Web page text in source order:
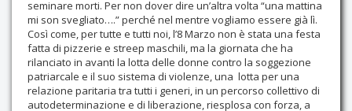
seminare morti. Per non dover dire un’altra volta “una mattina
mi son svegliato….” perché nel mentre vogliamo essere già lì.
Così come, per tutte e tutti noi, l’8 Marzo non è stata una festa
fatta di pizzerie e streep maschili, ma la giornata che ha
rilanciato in avanti la lotta delle donne contro la soggezione
patriarcale e il suo sistema di violenze, una lotta per una
relazione paritaria tra tutti i generi, in un percorso collettivo di
autodeterminazione e di liberazione, riesplosa con forza, a